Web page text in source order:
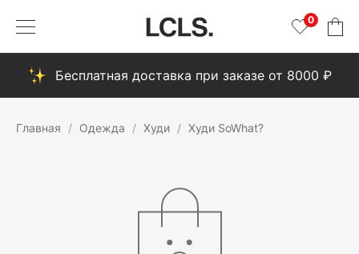
0
Бесплатная доставка при заказе от 8000 ₽
Главная Одежда Худи Худи SoWhat?